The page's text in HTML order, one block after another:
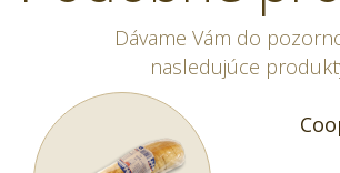
Dávame Vám do
nasledujúce